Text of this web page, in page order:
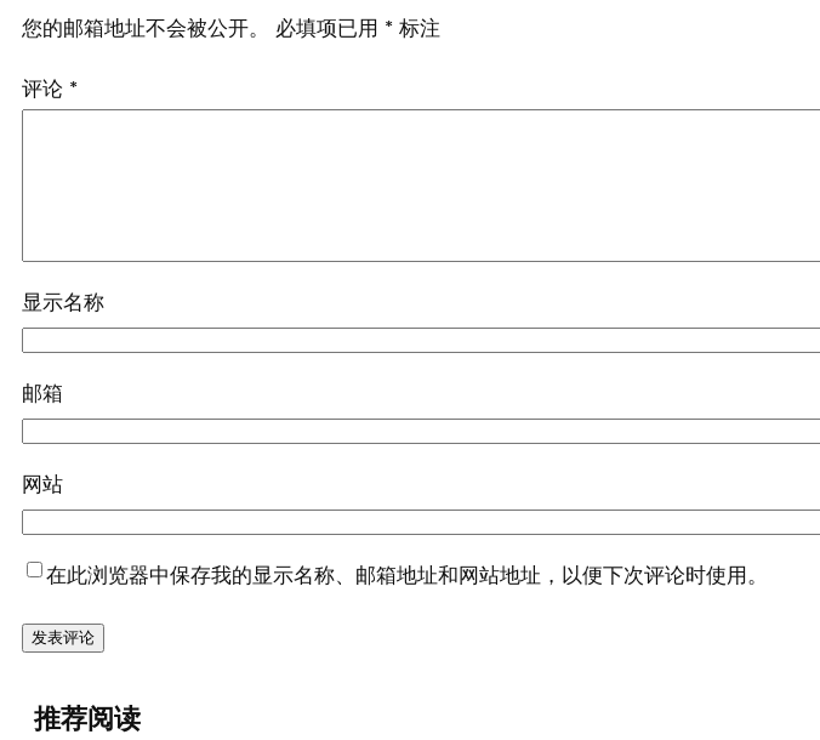
您的邮箱地址不会被公开。 必填项已用 * 标注
评论 *
显示名称
邮箱
网站
在此浏览器中保存我的显示名称、邮箱地址和网站地址，以便下次评论时使用。
推荐阅读